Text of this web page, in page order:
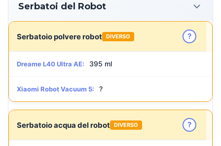
Serbatoi del Robot
Serbatoio polvere robot DIVERSO ?
Dreame L40 Ultra AE: 395 ml
Xiaomi Robot Vacuum 5: ?
Serbatoio acqua del robot DIVERSO ?